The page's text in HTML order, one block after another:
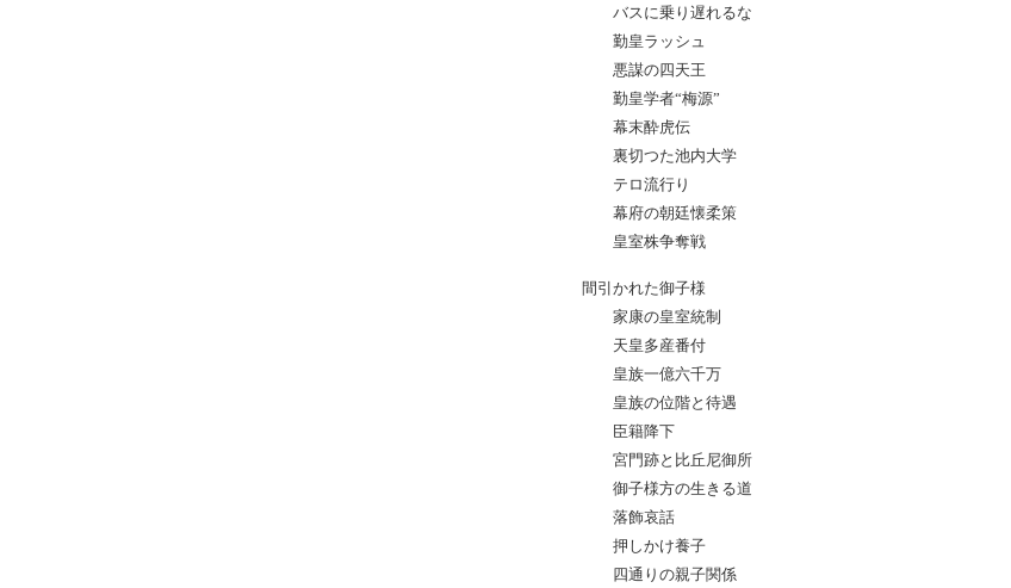
バスに乗り遅れるな
勤皇ラッシュ
悪謀の四天王
勤皇学者“梅源”
幕末酔虎伝
裏切つた池内大学
テロ流行り
幕府の朝廷懐柔策
皇室株争奪戦
間引かれた御子様
家康の皇室統制
天皇多産番付
皇族一億六千万
皇族の位階と待遇
臣籍降下
宮門跡と比丘尼御所
御子様方の生きる道
落飾哀話
押しかけ養子
四通りの親子関係